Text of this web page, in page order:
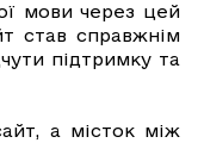
мови через цей
став справжнім
підтримку та
а місток між